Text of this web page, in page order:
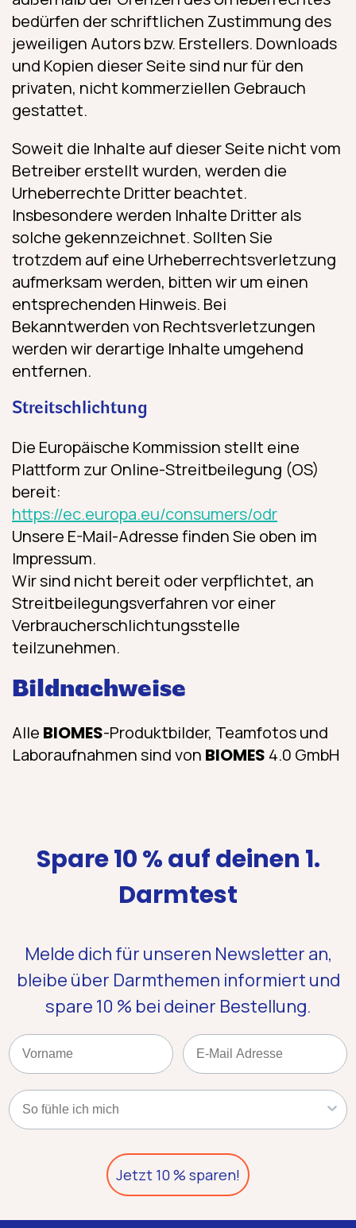
bedürfen der schriftlichen Zustimmung des
jeweiligen Autors bzw. Erstellers. Downloads
und Kopien dieser Seite sind nur für den
privaten, nicht kommerziellen Gebrauch
gestattet.
Soweit die Inhalte auf dieser Seite nicht vom
Betreiber erstellt wurden, werden die
Urheberrechte Dritter beachtet.
Insbesondere werden Inhalte Dritter als
solche gekennzeichnet. Sollten Sie
trotzdem auf eine Urheberrechtsverletzung
aufmerksam werden, bitten wir um einen
entsprechenden Hinweis. Bei
Bekanntwerden von Rechtsverletzungen
werden wir derartige Inhalte umgehend
entfernen.
Streitschlichtung
Die Europäische Kommission stellt eine
Plattform zur Online-Streitbeilegung (OS)
bereit:
https://ec.europa.eu/consumers/odr
Unsere E-Mail-Adresse finden Sie oben im
Impressum.
Wir sind nicht bereit oder verpflichtet, an
Streitbeilegungsverfahren vor einer
Verbraucherschlichtungsstelle
teilzunehmen.
Bildnachweise
Alle BIOMES-Produktbilder, Teamfotos und
Laboraufnahmen sind von BIOMES 4.0 GmbH
Spare 10 % auf deinen 1.
Darmtest
Melde dich für unseren Newsletter an,
bleibe über Darmthemen informiert und
spare 10 % bei deiner Bestellung.
Name Email
Kategorie
Jetzt 10 % sparen!